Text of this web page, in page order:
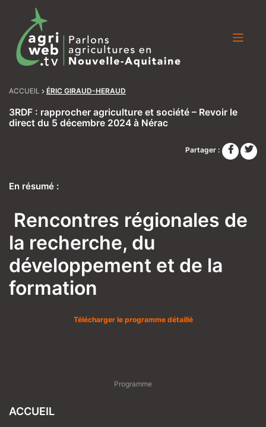
ACCUEIL ÉRIC GIRAUD-HERAUD
3RDF : rapprocher agriculture et société – Revoir le
direct du 5 décembre 2024 à Nérac
Partager :
En résumé :
Rencontres régionales de
la recherche, du
développement et de la
formation
Télécharger le programme détaillé
Programme
ACCUEIL